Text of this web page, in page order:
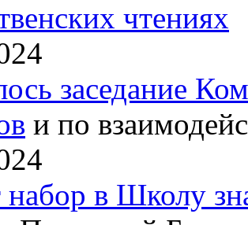
чтениях
заседание
и по
в Школу